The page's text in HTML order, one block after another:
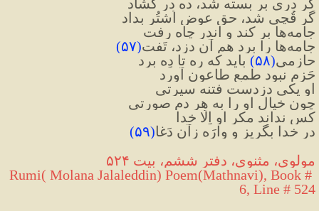
گر دری بر بسته شد، ده در گشاد
گر قُچی شد، حق عوض اُشتُر بداد
جامه‌ها بر کند و اندر چاه رفت
جامه‌ها را برد هم آن دزد، تَفت
(۵۷)
حازِمی(۵۸) باید که ره تا دِه برد
حَزم نبود طمع طاعون آورد
او یکی دزدست فتنه ‌سیرتی
چون خیال او را به هر دم صورتی
کس نداند مکرِ او اِلّا خدا
در خدا بگریز و وارَه زآن دَغا(۵۹)
مولوی، مثنوی، دفتر ششم، بیت ۵۲۴
Rumi( Molana Jalaleddin) Poem(Mathnavi), Book #
6, Line # 524